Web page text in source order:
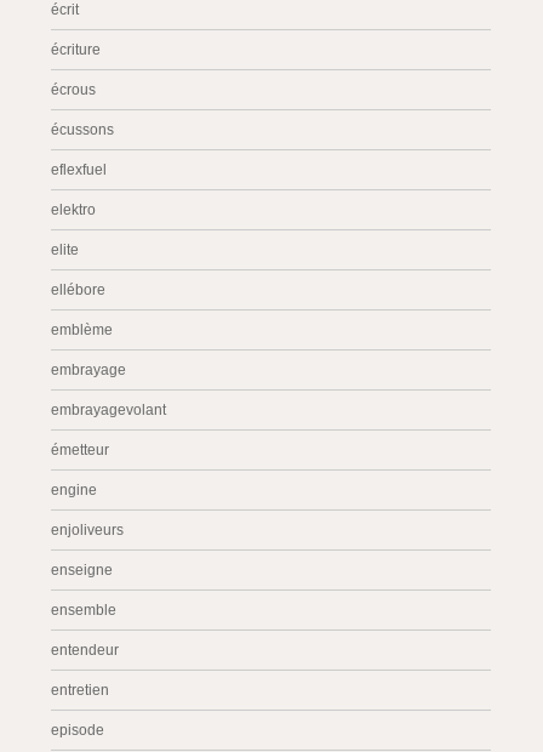
écrit
écriture
écrous
écussons
eflexfuel
elektro
elite
ellébore
emblème
embrayage
embrayagevolant
émetteur
engine
enjoliveurs
enseigne
ensemble
entendeur
entretien
episode